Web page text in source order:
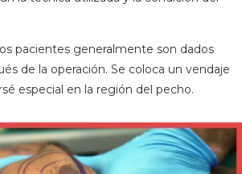
pacientes generalmente son dados
de la operación. Se coloca un vendaje
especial en la región del pecho.